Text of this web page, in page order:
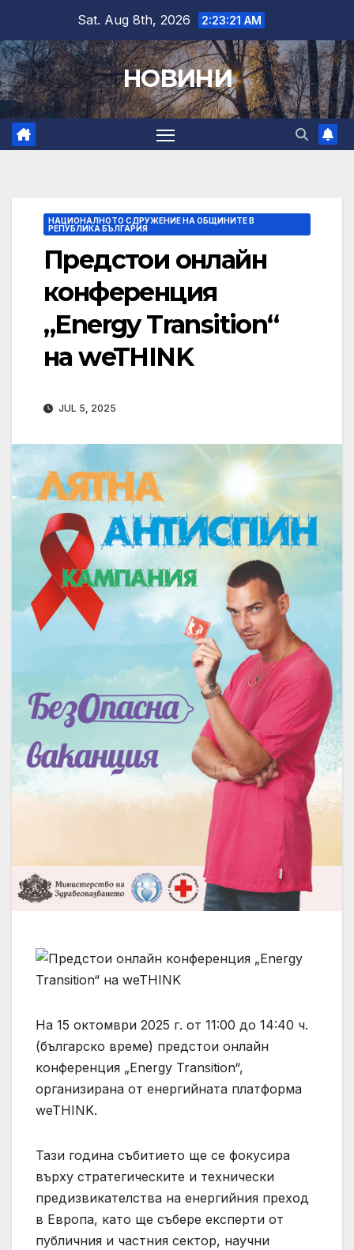
content
Sat. Aug 8th, 2026 2:23:22 AM
НОВИНИ
НАЦИОНАЛНОТО СДРУЖЕНИЕ НА ОБЩИНИТЕ В
РЕПУБЛИКА БЪЛГАРИЯ
Предстои онлайн
конференция
„Energy Transition“
на weTHINK
JUL 5, 2025
На 15 октомври 2025 г. от 11:00 до 14:40 ч.
(българско време) предстои онлайн
конференция „Energy Transition“,
организирана от енергийната платформа
weTHINK.
Тази година събитието ще се фокусира
върху стратегическите и технически
предизвикателства на енергийния преход
в Европа, като ще събере експерти от
публичния и частния сектор, научни